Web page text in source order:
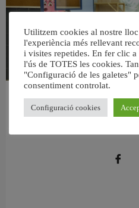
València reforma l’Escola Infantil
les
5 agost,
Utilitzem cookies al nostre
l'experiència més rellevant
i visites repetides. En fer clic
l'ús de TOTES les cookies.
"Configuració de les galetes"
consentiment controlat.
Configuració cookies